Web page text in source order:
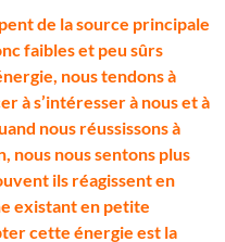
de la source principale
faibles et peu sûrs
nous tendons à
à s’intéresser à nous et à
nous réussissons à
nous nous sentons plus
ils réagissent en
existant en petite
cette énergie est la